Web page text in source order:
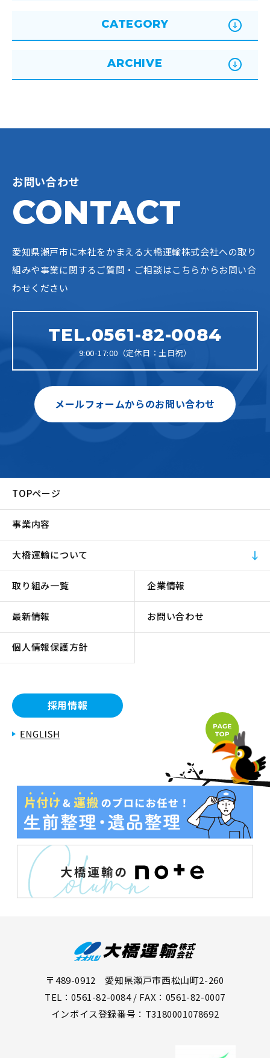
CATEGORY
ARCHIVE
お問い合わせ
CONTACT
愛知県瀬戸市に本社をかまえる大橋運輸株式会社への取り
組みや事業に関するご質問・ご相談はこちらからお問い合
わせください
TEL.0561-82-0084
9:00-17:00（定休日：土日祝）
メールフォームからのお問い合わせ
TOPページ
事業内容
大橋運輸について
取り組み一覧 企業情報
最新情報 お問い合わせ
個人情報保護方針
採用情報
〒489-0912 愛知県瀬戸市西松山町2-260
TEL：0561-82-0084 / FAX：0561-82-0007
インボイス登録番号：T3180001078692